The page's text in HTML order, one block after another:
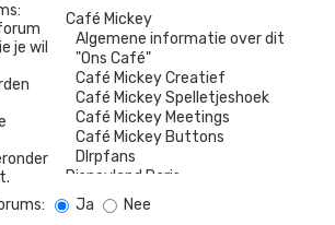
je wil
Ja
Nee